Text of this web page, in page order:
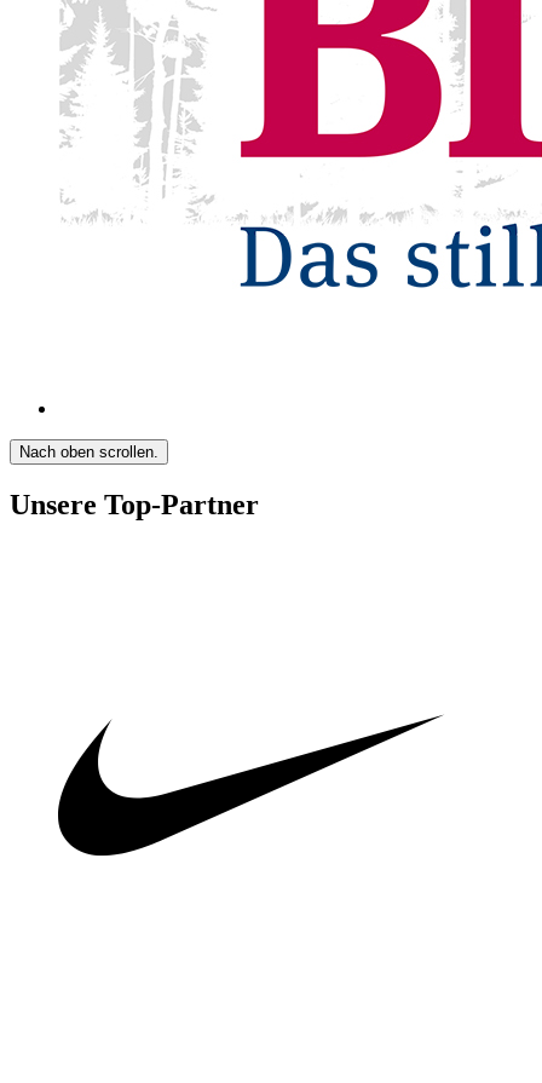
Nach oben scrollen.
Unsere Top-Partner